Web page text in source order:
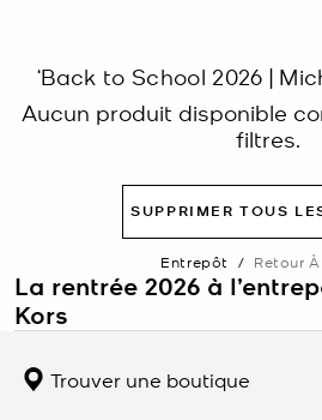
‘Back to School 2026 |
Aucun produit disponible
filtres.
SUPPRIMER TOUS
Entrepôt / Retour À
La rentrée 2026 à
Kors
portez tous les jours. L’entrepôt Michael
dos, les sacs fourre-tout et les sacs à
Trouver une boutique